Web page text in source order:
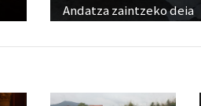
Andatza zaintzeko deia